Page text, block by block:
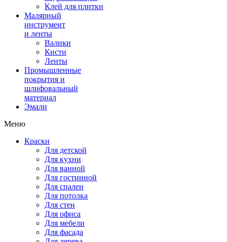
Клей для плитки
Малярный
инструмент
и ленты
Валики
Кисти
Ленты
Промышленные
покрытия и
шлифовальный
материал
Эмали
Меню
Краски
Для детской
Для кухни
Для ванной
Для гостинной
Для спален
Для потолка
Для стен
Для офиса
Для мебели
Для фасада